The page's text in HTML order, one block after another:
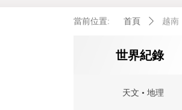
天文 • 地理
世界紀錄
當前位置: 首頁 ꄲ 越南